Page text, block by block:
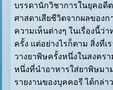
บรรดานักวิชาการในยุคอดี
ศาสดาเสียชีวิตจากผลของ
ความเห็นต่างๆ ในเรื่องนี้ว่
ครั้ง แต่อย่างไรก็ตาม สิ่งที่
วางยาพิษครั้งหนึ่งในสงคร
หนึ่งที่นำอาหารใส่ยาพิษมา
รายงานของบุคคอรี ได้กล่า